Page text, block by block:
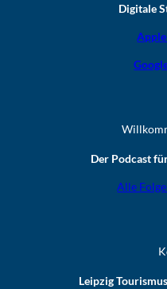
Digitale
Der Podcast
Alle
Leipzig